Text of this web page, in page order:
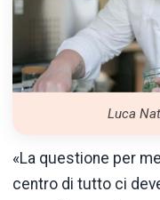
Luca
«La questione per
centro di tutto ci